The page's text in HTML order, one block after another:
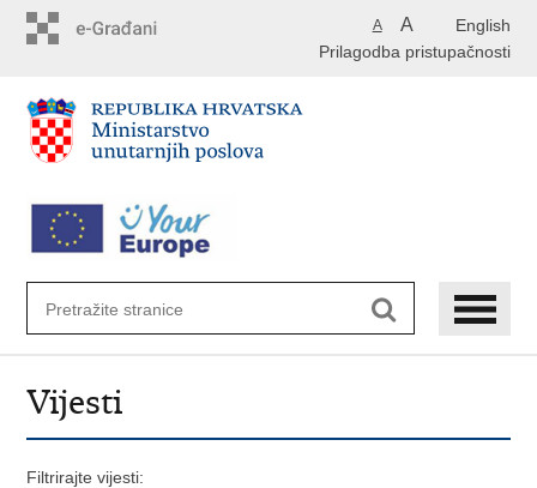
English
A A
Prilagodba pristupačnosti
Vijesti
Filtrirajte vijesti: